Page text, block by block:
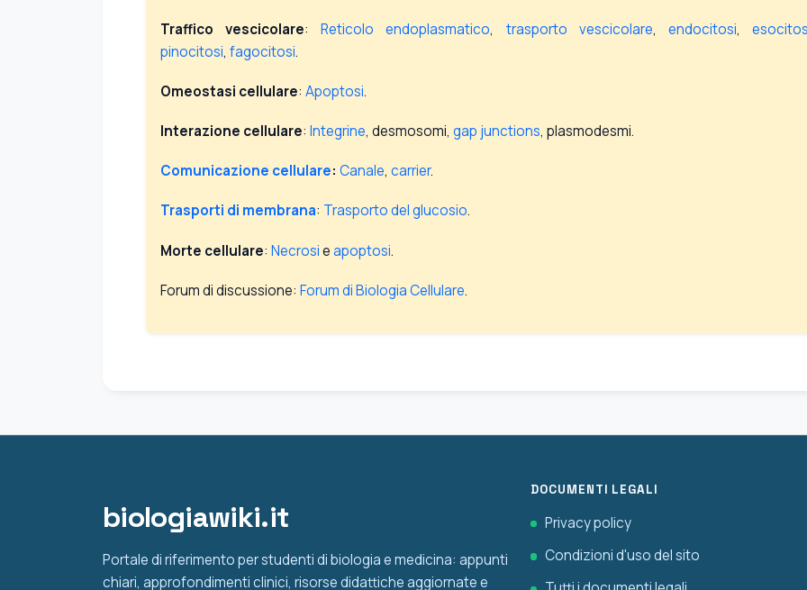
Traffico vescicolare:Reticolo endoplasmatico, trasporto vescicolare, endocitosi,
pinocitosi, fagocitosi.
Omeostasi cellulare: Apoptosi.
Interazione cellulare: Integrine, desmosomi, gap junctions, plasmodesmi.
Comunicazione cellulare: Canale, carrier.
Trasporti di membrana: Trasporto del glucosio.
Morte cellulare: Necrosieapoptosi.
Forum di discussione: Forum di Biologia Cellulare.
biologiawiki.it
Portale di riferimento per studenti di biologia e medicina: appunti
chiari, approfondimenti clinici, risorse didattiche aggiornate e
DOCUMENTI LEGALI
Privacy policy
Condizioni d'uso del sito